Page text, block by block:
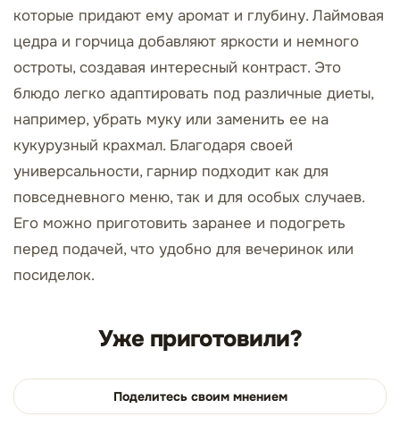
которые придают ему аромат и глубину. Лаймовая
цедра и горчица добавляют яркости и немного
остроты, создавая интересный контраст. Это
блюдо легко адаптировать под различные диеты,
например, убрать муку или заменить ее на
кукурузный крахмал. Благодаря своей
универсальности, гарнир подходит как для
повседневного меню, так и для особых случаев.
Его можно приготовить заранее и подогреть
перед подачей, что удобно для вечеринок или
посиделок.
Уже приготовили?
Поделитесь своим мнением